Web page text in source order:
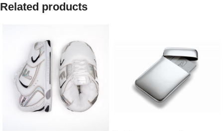
Related products